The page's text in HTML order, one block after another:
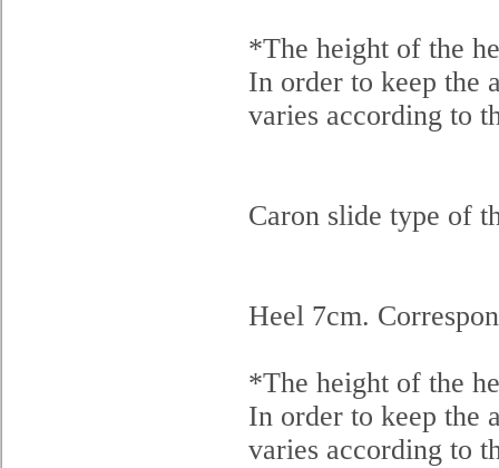
*The height of the
In order to keep the
varies according to
Caron slide type of
Heel 7cm.
*The height of the
In order to keep the
varies according to